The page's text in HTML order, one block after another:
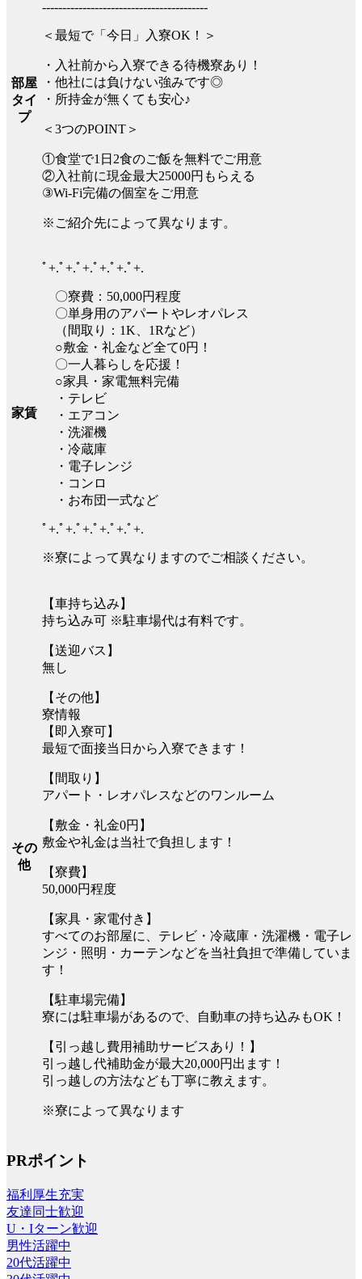
部屋
タイ
プ
-----------------------------------------
＜最短で「今日」入寮OK！＞
・入社前から入寮できる待機寮あり！
・他社には負けない強みです◎
・所持金が無くても安心♪
＜3つのPOINT＞
①食堂で1日2食のご飯を無料でご用意
②入社前に現金最大25000円もらえる
③Wi-Fi完備の個室をご用意
※ご紹介先によって異なります。
家賃
ﾟ+.ﾟ+.ﾟ+.ﾟ+.ﾟ+.ﾟ+.
〇寮費：50,000円程度
〇単身用のアパートやレオパレス
（間取り：1K、1Rなど）
○敷金・礼金など全て0円！
〇一人暮らしを応援！
○家具・家電無料完備
・テレビ
・エアコン
・洗濯機
・冷蔵庫
・電子レンジ
・コンロ
・お布団一式など
ﾟ+.ﾟ+.ﾟ+.ﾟ+.ﾟ+.ﾟ+.
※寮によって異なりますのでご相談ください。
その
他
【車持ち込み】
持ち込み可 ※駐車場代は有料です。
【送迎バス】
無し
【その他】
寮情報
【即入寮可】
最短で面接当日から入寮できます！
【間取り】
アパート・レオパレスなどのワンルーム
【敷金・礼金0円】
敷金や礼金は当社で負担します！
【寮費】
50,000円程度
【家具・家電付き】
すべてのお部屋に、テレビ・冷蔵庫・洗濯機・電子レ
ンジ・照明・カーテンなどを当社負担で準備していま
す！
【駐車場完備】
寮には駐車場があるので、自動車の持ち込みもOK！
【引っ越し費用補助サービスあり！】
引っ越し代補助金が最大20,000円出ます！
引っ越しの方法なども丁寧に教えます。
※寮によって異なります
PRポイント
福利厚生充実
友達同士歓迎
U・Iターン歓迎
男性活躍中
20代活躍中